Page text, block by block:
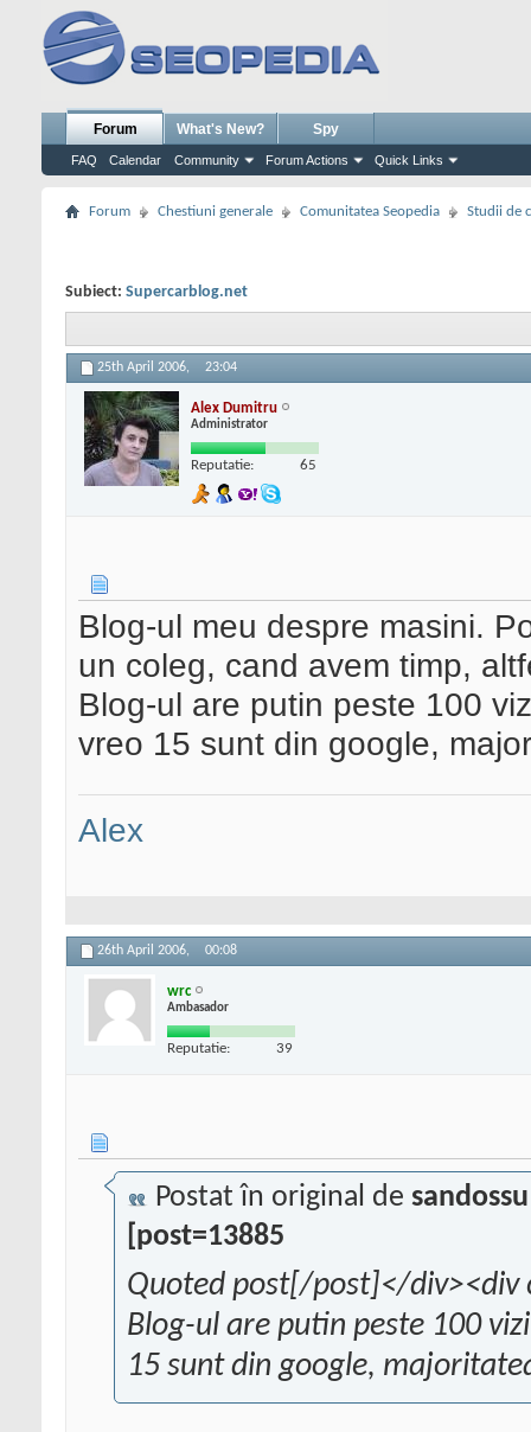
Forum
FAQ Calendar Community Forum Actions Quick Links
What's New? Spy
Forum Chestiuni generale Comunitatea Seopedia Studii de
Subiect: Supercarblog.net
25th April 2006, 23:04
Alex Dumitru
Administrator
Reputatie: 65
Blog-ul meu despre masini.
un coleg, cand avem timp,
Blog-ul are putin peste 100
vreo 15 sunt din google,
Alex
26th April 2006, 00:08
wrc
Ambasador
Reputatie: 39
Postat în original de
[post=13885
Quoted post[/post]</div><div
Blog-ul are putin peste 100
15 sunt din google,